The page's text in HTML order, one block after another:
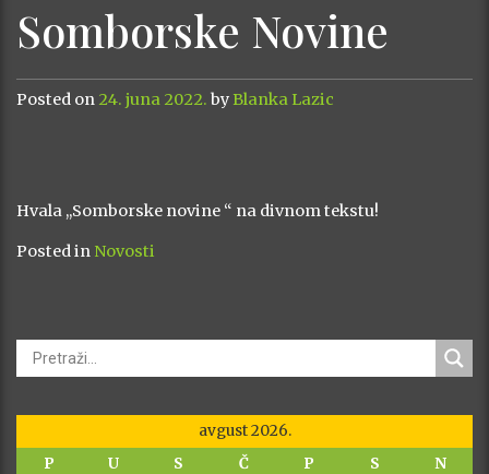
Somborske Novine
Posted on 24. juna 2022. by Blanka Lazic
Hvala ,,Somborske novine “ na divnom tekstu!
Posted in Novosti
avgust 2026.
P
U S Č P S
N